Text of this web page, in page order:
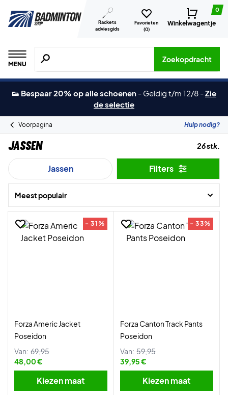
Rackets
adviesgids
Favorieten
(0)
0
Winkelwagentje
MENU
Zoeken naar producten, merken etc.
Zoekopdracht
👟 Bespaar 20% op alle schoenen - Geldig t/m 12/8 -Zie
de selectie
Voorpagina Hulp nodig?
Jassen 26 stk.
Jassen Filters
Meest populair
- 31%
Forza Americ Jacket
Poseidon
Van: 69,95
48,00 €
Kiezen maat
- 33%
Forza Canton Track Pants
Poseidon
Van: 59,95
39,95 €
Kiezen maat